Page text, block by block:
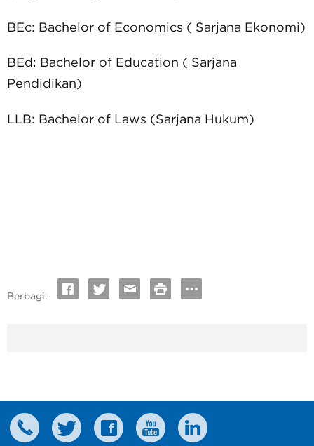
BEc: Bachelor of Economics ( Sarjana Ekonomi)
BEd: Bachelor of Education ( Sarjana
Pendidikan)
LLB: Bachelor of Laws (Sarjana Hukum)
Berbagi: